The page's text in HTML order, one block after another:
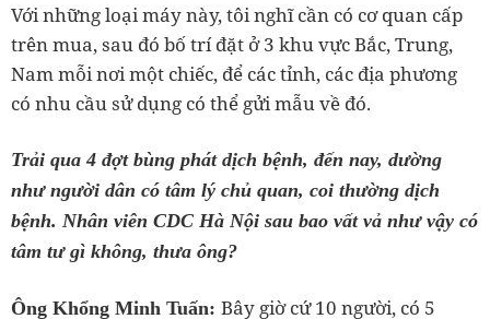
Với những loại máy này, tôi nghĩ cần có cơ quan cấp
trên mua, sau đó bố trí đặt ở 3 khu vực Bắc, Trung,
Nam mỗi nơi một chiếc, để các tỉnh, các địa phương
có nhu cầu sử dụng có thể gửi mẫu về đó.
Trải qua 4 đợt bùng phát dịch bệnh, đến nay, dường
như người dân có tâm lý chủ quan, coi thường dịch
bệnh. Nhân viên CDC Hà Nội sau bao vất vả như vậy có
tâm tư gì không, thưa ông?
Ông Khổng Minh Tuấn: Bây giờ cứ 10 người, có 5